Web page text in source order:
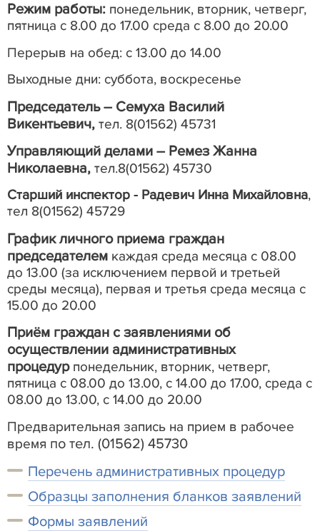
Режим работы: понедельник, вторник, четверг,
пятница с 8.00 до 17.00 среда с 8.00 до 20.00
Перерыв на обед: с 13.00 до 14.00
Выходные дни: суббота, воскресенье
Председатель – Семуха Василий
Викентьевич, тел. 8(01562) 45731
Управляющий делами – Ремез Жанна
Николаевна, тел.8(01562) 45730
Старший инспектор - Радевич Инна Михайловна,
тел 8(01562) 45729
График личного приема граждан
председателем каждая среда месяца с 08.00
до 13.00 (за исключением первой и третьей
среды месяца), первая и третья среда месяца с
15.00 до 20.00
Приём граждан с заявлениями об
осуществлении административных
процедур понедельник, вторник, четверг,
пятница с 08.00 до 13.00, с 14.00 до 17.00, среда с
08.00 до 13.00, с 14.00 до 20.00
Предварительная запись на прием в рабочее
время по тел. (01562) 45730
Перечень административных процедур
Образцы заполнения бланков заявлений
Формы заявлений